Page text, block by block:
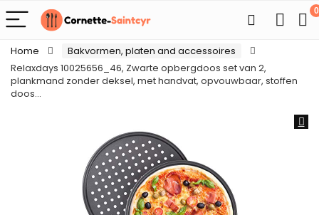
0
Home
Bakvormen, platen and accessoires
Relaxdays 10025656_46, Zwarte opbergdoos set van 2,
plankmand zonder deksel, met handvat, opvouwbaar, stoffen
doos…